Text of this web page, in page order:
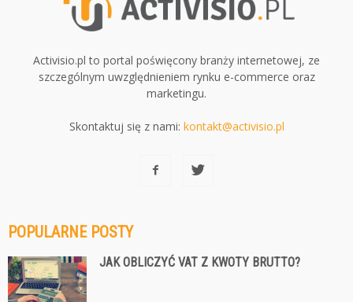
Activisio.pl to portal poświęcony branży internetowej, ze
szczególnym uwzględnieniem rynku e-commerce oraz
marketingu.
Skontaktuj się z nami: kontakt@activisio.pl
POPULARNE POSTY
JAK OBLICZYĆ VAT Z KWOTY BRUTTO?